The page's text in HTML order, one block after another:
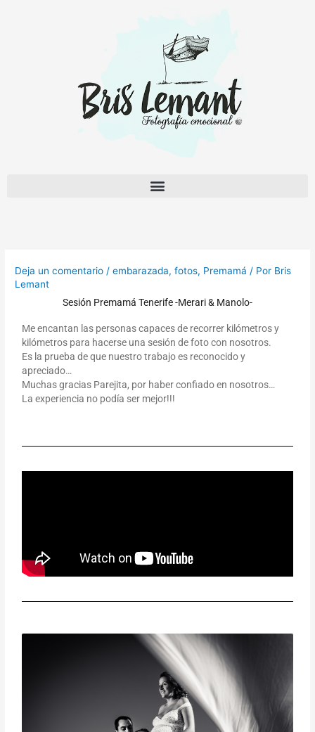
Deja un comentario /embarazada,fotos, Premamá / Por Bris
Lemant
Sesión Premamá Tenerife -Merari & Manolo-
Me encantan las personas capaces de recorrer kilómetros y
kilómetros para hacerse una sesión de foto con nosotros.
Es la prueba de que nuestro trabajo es reconocido y
apreciado…
Muchas gracias Parejita, por haber confiado en nosotros…
La experiencia no podía ser mejor!!!